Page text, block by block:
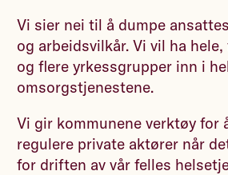
Vi sier nei til å dumpe
og arbeidsvilkår. Vi vil ha
og flere yrkessgrupper inn i
omsorgstjenestene.
Vi gir kommunene verktøy for
regulere private aktører når
for driften av vår felles